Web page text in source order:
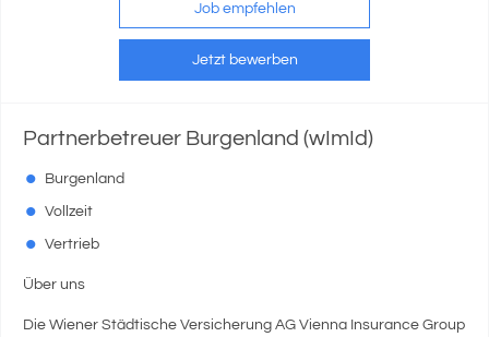
Job empfehlen
Jetzt bewerben
Partnerbetreuer Burgenland (wImId)
Burgenland
Vollzeit
Vertrieb
Über uns
Die Wiener Städtische Versicherung AG Vienna Insurance Group